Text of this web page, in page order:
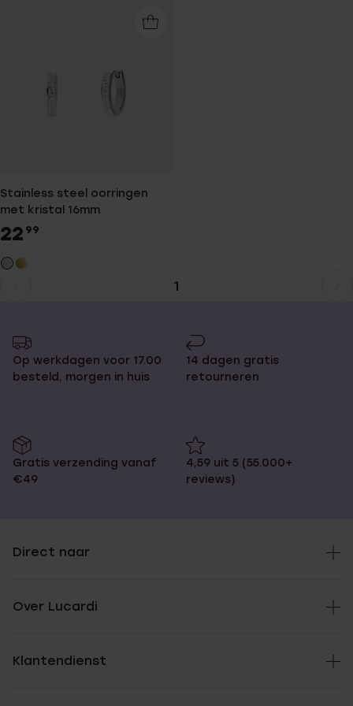
Stainless steel oorringen
met kristal 16mm
22 99
1
Op werkdagen voor 17.00
besteld, morgen in huis
14 dagen gratis
retourneren
Gratis verzending vanaf
€49
4,59 uit 5 (55.000+
reviews)
Direct naar
Over Lucardi
Klantendienst